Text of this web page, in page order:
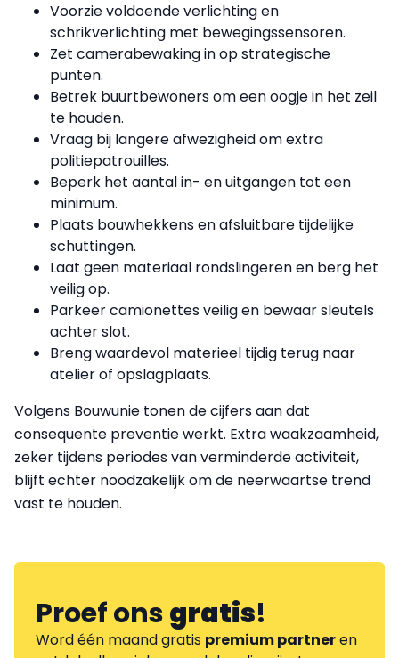
Voorzie voldoende verlichting en
schrikverlichting met bewegingssensoren.
Zet camerabewaking in op strategische
punten.
Betrek buurtbewoners om een oogje in het zeil
te houden.
Vraag bij langere afwezigheid om extra
politiepatrouilles.
Beperk het aantal in- en uitgangen tot een
minimum.
Plaats bouwhekkens en afsluitbare tijdelijke
schuttingen.
Laat geen materiaal rondslingeren en berg het
veilig op.
Parkeer camionettes veilig en bewaar sleutels
achter slot.
Breng waardevol materieel tijdig terug naar
atelier of opslagplaats.
Volgens Bouwunie tonen de cijfers aan dat
consequente preventie werkt. Extra waakzaamheid,
zeker tijdens periodes van verminderde activiteit,
blijft echter noodzakelijk om de neerwaartse trend
vast te houden.
Proef onsgratis!
Word één maand gratis premium partneren